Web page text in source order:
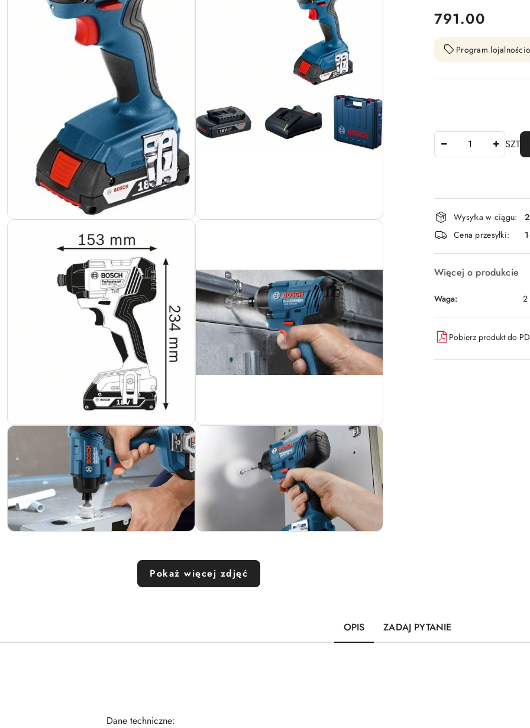
Pokaż więcej zdjęć
cena:
791.00
Program
SZT
Dostępność
i
dostawa
Wysyłka w ciągu:
Cena przesyłki:
Więcej o produkcie
Waga: 2
Pobierz produkt do
OPIS ZADAJ PYTANIE
Dane techniczne: